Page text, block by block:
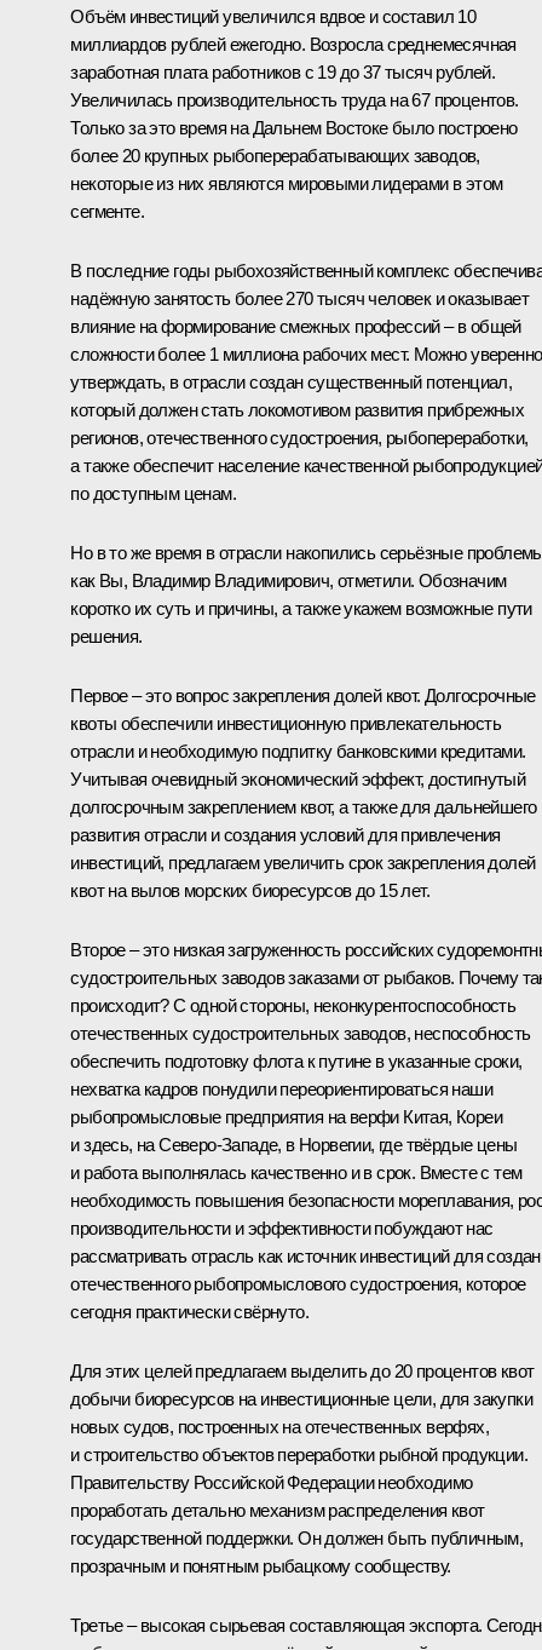
Объём инвестиций увеличился вдвое и составил 10
миллиардов рублей ежегодно. Возросла среднемесячная
заработная плата работников с 19 до 37 тысяч рублей.
Увеличилась производительность труда на 67 процентов.
Только за это время на Дальнем Востоке было построено
более 20 крупных рыбоперерабатывающих заводов,
некоторые из них являются мировыми лидерами в этом
сегменте.
В последние годы рыбохозяйственный комплекс
надёжную занятость более 270 тысяч человек и оказывает
влияние на формирование смежных профессий – в общей
сложности более 1 миллиона рабочих мест. Можно уверенно
утверждать, в отрасли создан существенный потенциал,
который должен стать локомотивом развития прибрежных
регионов, отечественного судостроения, рыбопереработки,
а также обеспечит население качественной
по доступным ценам.
Но в то же время в отрасли накопились серьёзные
как Вы, Владимир Владимирович, отметили. Обозначим
коротко их суть и причины, а также укажем возможные пути
решения.
Первое – это вопрос закрепления долей квот. Долгосрочные
квоты обеспечили инвестиционную привлекательность
отрасли и необходимую подпитку банковскими кредитами.
Учитывая очевидный экономический эффект, достигнутый
долгосрочным закреплением квот, а также для дальнейшего
развития отрасли и создания условий для привлечения
инвестиций, предлагаем увеличить срок закрепления долей
квот на вылов морских биоресурсов до 15 лет.
Второе – это низкая загруженность российских
судостроительных заводов заказами от рыбаков. Почему
происходит? С одной стороны, неконкурентоспособность
отечественных судостроительных заводов, неспособность
обеспечить подготовку флота к путине в указанные сроки,
нехватка кадров понудили переориентироваться наши
рыбопромысловые предприятия на верфи Китая, Кореи
и здесь, на Северо-Западе, в Норвегии, где твёрдые цены
и работа выполнялась качественно и в срок. Вместе с тем
необходимость повышения безопасности мореплавания,
производительности и эффективности побуждают нас
рассматривать отрасль как источник инвестиций для
отечественного рыбопромыслового судостроения, которое
сегодня практически свёрнуто.
Для этих целей предлагаем выделить до 20 процентов квот
добычи биоресурсов на инвестиционные цели, для закупки
новых судов, построенных на отечественных верфях,
и строительство объектов переработки рыбной продукции.
Правительству Российской Федерации необходимо
проработать детально механизм распределения квот
государственной поддержки. Он должен быть публичным,
прозрачным и понятным рыбацкому сообществу.
Третье – высокая сырьевая составляющая экспорта.